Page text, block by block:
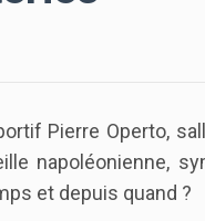
Pierre Operto,
napoléonienne,
et depuis quand ?